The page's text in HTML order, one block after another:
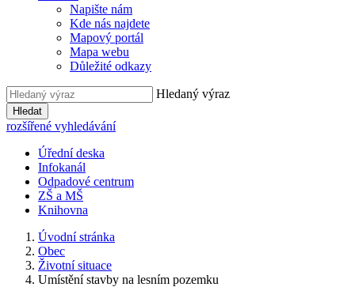
Napište nám
Kde nás najdete
Mapový portál
Mapa webu
Důležité odkazy
Hledaný výraz
Hledat
rozšířené vyhledávání
Úřední deska
Infokanál
Odpadové centrum
ZŠ a MŠ
Knihovna
Úvodní stránka
Obec
Životní situace
Umístění stavby na lesním pozemku